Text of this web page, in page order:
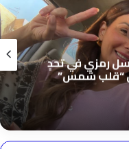
رمزي في تحدٍ
“قلب شمس”